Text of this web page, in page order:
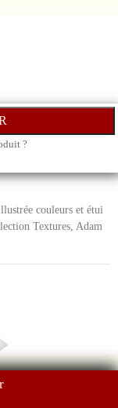
?
couleurs et étui
Textures, Adam